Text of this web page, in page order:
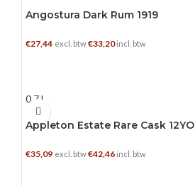
Angostura Dark Rum 1919
€27,44 excl. btw€33,20incl. btw
0.7 L
Appleton Estate Rare Cask 12YO
€35,09 excl. btw€42,46 incl. btw